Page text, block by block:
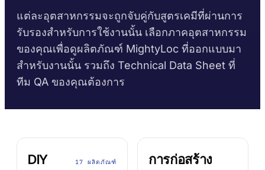
Krystal 3000 กาวยูวี
Krystal 4000 กาวยูวี
ดูเพิ่มเติม →
Taftflex 6292
TaftGrip MS Polymer
Taftlock 22 กาวแอนแอโรบิก
AFT 1080GF
ป้ายและสัญลักษณ์
งานไม้
การเดินเรือและเรือยอชต์
การขนส่ง
ตามประเภทพื้นผิว
การปฏิบัติตามข้อกำหนด
การประกาศ RoHS
TDS แยกรายผลิตภัณฑ์
แต่ละอุตสาหกรรมจะถูกจับคู่กับสูตรเคมีที่ผ่านการ
รับรองสำหรับการใช้งานนั้น เลือกภาคอุตสาหกรรม
ของคุณเพื่อดูผลิตภัณฑ์ MightyLoc ที่ออกแบบมา
สำหรับงานนั้น รวมถึง Technical Data Sheet ที่
ทีม QA ของคุณต้องการ
DIY 17 ผลิตภัณฑ์ การก่อสร้าง